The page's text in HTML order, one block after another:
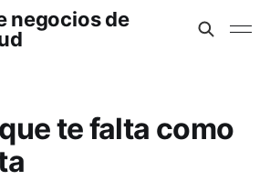
negocios de
te falta como